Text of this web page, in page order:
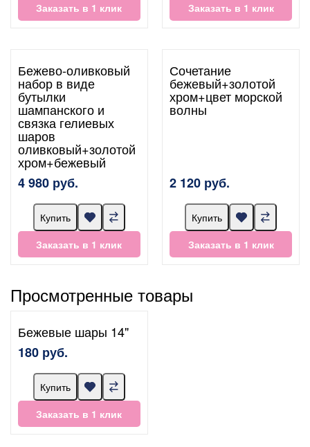
Заказать в 1 клик
Заказать в 1 клик
Бежево-оливковый
набор в виде
бутылки
шампанского и
связка гелиевых
шаров
оливковый+золотой
хром+бежевый
4 980 руб.
Купить
Заказать в 1 клик
Сочетание
бежевый+золотой
хром+цвет морской
волны
2 120 руб.
Купить
Заказать в 1 клик
Просмотренные товары
Бежевые шары 14"
180 руб.
Купить
Заказать в 1 клик